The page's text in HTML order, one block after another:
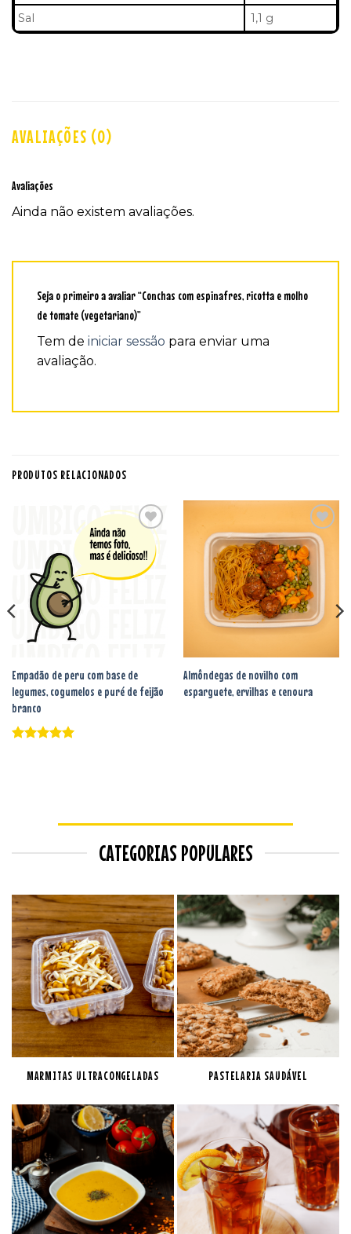
Sal 1,1 g
AVALIAÇÕES (0)
Avaliações
Ainda não existem avaliações.
Seja o primeiro a avaliar “Conchas com espinafres, ricotta e molho
de tomate (vegetariano)”
Tem de iniciar sessão para enviar uma
avaliação.
PRODUTOS RELACIONADOS
Adicionar
aos
favoritos
Empadão de peru com base de
legumes, cogumelos e puré de feijão
branco
Adicionar
aos
favoritos
Almôndegas de novilho com
esparguete, ervilhas e cenoura
CATEGORIAS POPULARES
MARMITAS ULTRACONGELADAS PASTELARIA SAUDÁVEL